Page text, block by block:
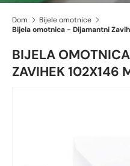
Dom
Bijele omotnice
Bijela omotnica - Dijamantni
BIJELA
ZAVIHEK 102X146